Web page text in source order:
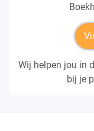
Wij helpen jou in
bij je